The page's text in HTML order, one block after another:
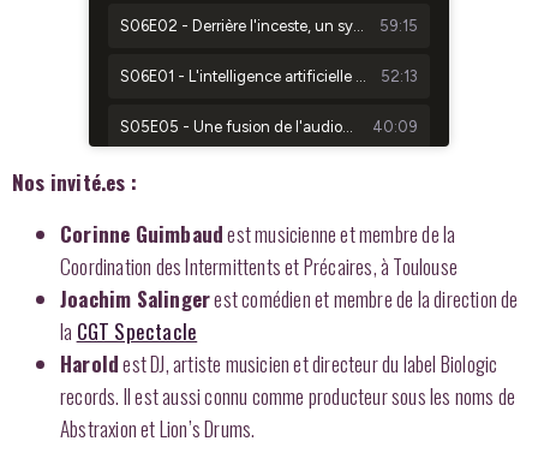
Nos invité.es :
Corinne Guimbaudest musicienne et membre de la
Coordination des Intermittents et Précaires, à Toulouse
Joachim Salingerest comédien et membre de la direction de
la CGT Spectacle
Haroldest DJ, artiste musicien et directeur du label Biologic
records. Il est aussi connu comme producteur sous les noms de
Abstraxion et Lion’s Drums.